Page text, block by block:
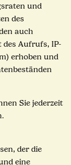
und
des
auch
des Aufrufs, IP-
erhoben und
Sie jederzeit
der die
eine